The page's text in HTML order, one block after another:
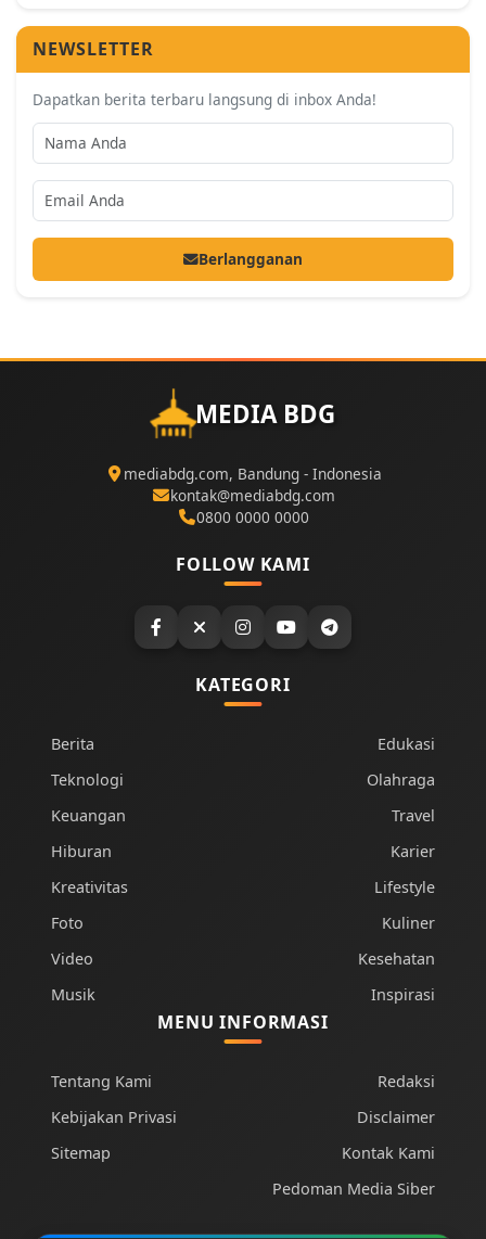
NEWSLETTER
Dapatkan berita terbaru langsung di inbox Anda!
Berlangganan
MEDIA BDG
mediabdg.com, Bandung - Indonesia
kontak@mediabdg.com
0800 0000 0000
FOLLOW KAMI
KATEGORI
Berita
Teknologi
Keuangan
Hiburan
Kreativitas
Foto
Video
Musik
Edukasi
Olahraga
Travel
Karier
Lifestyle
Kuliner
Kesehatan
Inspirasi
MENU INFORMASI
Tentang Kami
Kebijakan Privasi
Sitemap
Redaksi
Disclaimer
Kontak Kami
Pedoman Media Siber